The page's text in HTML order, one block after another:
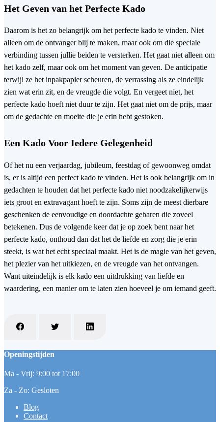
Het Geven van het Perfecte Kado
Daarom is het zo belangrijk om het perfecte kado te vinden. Niet
alleen om de ontvanger blij te maken, maar ook om die speciale
verbinding tussen jullie beiden te versterken. Het gaat niet alleen om
het kado zelf, maar ook om het moment van geven. De anticipatie
terwijl ze het inpakpapier scheuren, de verrassing als ze eindelijk
zien wat erin zit, en de vreugde die volgt. En vergeet niet, het
perfecte kado hoeft niet duur te zijn. Het gaat niet om de prijs, maar
om de gedachte en moeite die je erin hebt gestoken.
Een Kado Voor Iedere Gelegenheid
Of het nu een verjaardag, jubileum, feestdag of gewoonweg omdat
is, er is altijd een perfect kado te vinden. Het is ook belangrijk om in
gedachten te houden dat het perfecte kado niet noodzakelijkerwijs
iets groot en extravagant hoeft te zijn. Soms zijn de meest dierbare
geschenken de eenvoudige en doordachte gebaren die zoveel
betekenen. Dus de volgende keer dat je op zoek bent naar het
perfecte kado, onthoud dan dat het de liefde en zorg die je erin
steekt, is wat het echt speciaal maakt. Het is de magie van het geven,
het plezier van het uitkiezen, en de vreugde van het ontvangen.
Want uiteindelijk is elk kado een uitdrukking van liefde en
waardering, een manier om te laten zien hoeveel je om iemand geeft.
Openingstijden
Ma - Vrij: 9:00 tot 17:00
Za - Zo: Gesloten
Blog
Contact